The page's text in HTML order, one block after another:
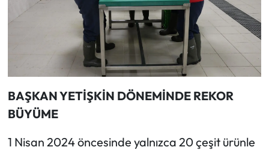
BAŞKAN YETİŞKİN DÖNEMİNDE REKOR
BÜYÜME
1 Nisan 2024 öncesinde yalnızca 20 çeşit ürünle